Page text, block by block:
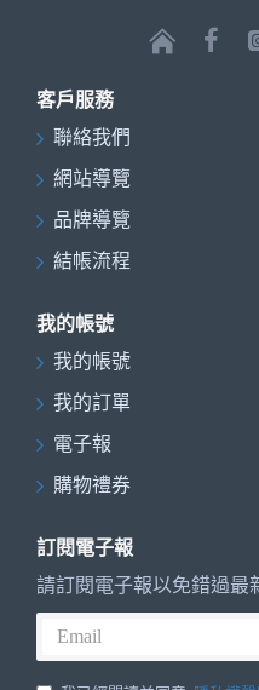
客戶服務
聯絡我們
網站導覽
品牌導覽
結帳流程
我的帳號
我的帳號
我的訂單
電子報
購物禮券
訂閱電子報
請訂閱電子報以免錯過最